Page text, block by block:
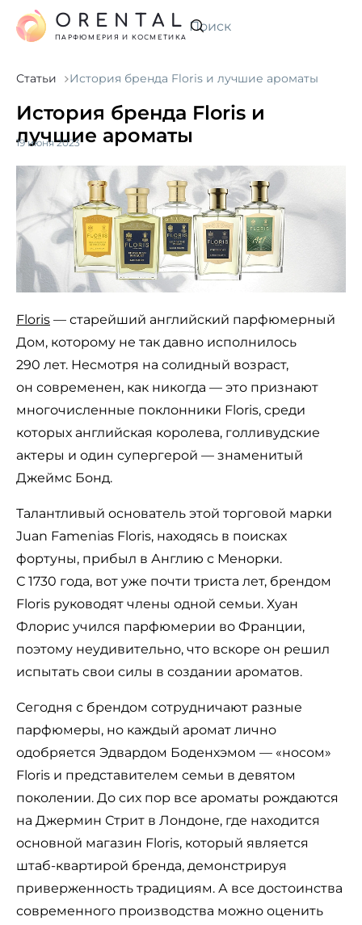
Искать
ORENTAL
ПАРФЮМЕРИЯ И КОСМЕТИКА
Статьи История бренда Floris и лучшие ароматы
История бренда Floris и
лучшие ароматы
19 июня 2023
Floris — старейший английский парфюмерный
Дом, которому не так давно исполнилось
290 лет. Несмотря на солидный возраст,
он современен, как никогда — это признают
многочисленные поклонники Floris, среди
которых английская королева, голливудские
актеры и один супергерой — знаменитый
Джеймс Бонд.
Талантливый основатель этой торговой марки
Juan Famenias Floris, находясь в поисках
фортуны, прибыл в Англию с Менорки.
С 1730 года, вот уже почти триста лет, брендом
Floris руководят члены одной семьи. Хуан
Флорис учился парфюмерии во Франции,
поэтому неудивительно, что вскоре он решил
испытать свои силы в создании ароматов.
Сегодня с брендом сотрудничают разные
парфюмеры, но каждый аромат лично
одобряется Эдвардом Боденхэмом — «носом»
Floris и представителем семьи в девятом
поколении. До сих пор все ароматы рождаются
на Джермин Стрит в Лондоне, где находится
основной магазин Floris, который является
штаб-квартирой бренда, демонстрируя
приверженность традициям. А все достоинства
современного производства можно оценить